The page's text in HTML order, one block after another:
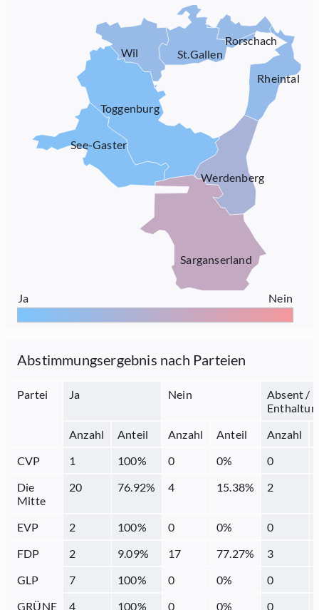
Wil
Toggenburg
See-Gaster
Sarganserland
Werdenberg
Rheintal
Rorschach
St.Gallen
Ja Nein
Abstimmungsergebnis nach Parteien
Partei Ja Nein
Absent /
Anzahl
Anteil Anzahl Anteil Anzahl
CVP
1 100% 0 0% 0
Die
Mitte
20 76.92% 4 15.38% 2
EVP 2 100% 0 0% 0
FDP
2 9.09% 17 77.27% 3
GLP
7 100% 0 0% 0
GRÜNE
4 100% 0 0% 0